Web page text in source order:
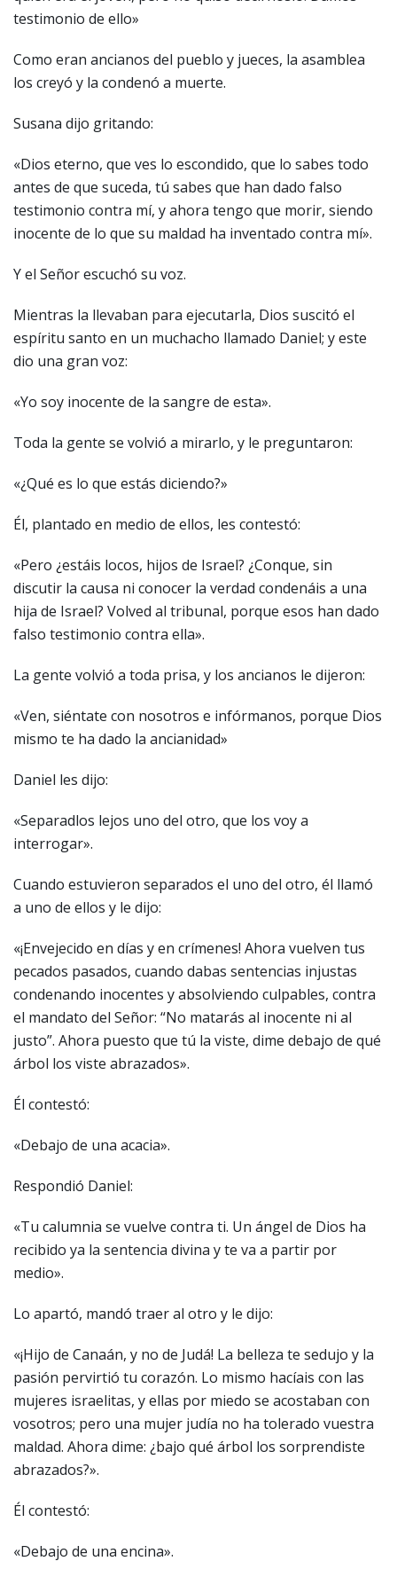
testimonio de ello»
Como eran ancianos del pueblo y jueces, la asamblea
los creyó y la condenó a muerte.
Susana dijo gritando:
«Dios eterno, que ves lo escondido, que lo sabes todo
antes de que suceda, tú sabes que han dado falso
testimonio contra mí, y ahora tengo que morir, siendo
inocente de lo que su maldad ha inventado contra mí».
Y el Señor escuchó su voz.
Mientras la llevaban para ejecutarla, Dios suscitó el
espíritu santo en un muchacho llamado Daniel; y este
dio una gran voz:
«Yo soy inocente de la sangre de esta».
Toda la gente se volvió a mirarlo, y le preguntaron:
«¿Qué es lo que estás diciendo?»
Él, plantado en medio de ellos, les contestó:
«Pero ¿estáis locos, hijos de Israel? ¿Conque, sin
discutir la causa ni conocer la verdad condenáis a una
hija de Israel? Volved al tribunal, porque esos han dado
falso testimonio contra ella».
La gente volvió a toda prisa, y los ancianos le dijeron:
«Ven, siéntate con nosotros e infórmanos, porque Dios
mismo te ha dado la ancianidad»
Daniel les dijo:
«Separadlos lejos uno del otro, que los voy a
interrogar».
Cuando estuvieron separados el uno del otro, él llamó
a uno de ellos y le dijo:
«¡Envejecido en días y en crímenes! Ahora vuelven tus
pecados pasados, cuando dabas sentencias injustas
condenando inocentes y absolviendo culpables, contra
el mandato del Señor: “No matarás al inocente ni al
justo”. Ahora puesto que tú la viste, dime debajo de qué
árbol los viste abrazados».
Él contestó:
«Debajo de una acacia».
Respondió Daniel:
«Tu calumnia se vuelve contra ti. Un ángel de Dios ha
recibido ya la sentencia divina y te va a partir por
medio».
Lo apartó, mandó traer al otro y le dijo:
«¡Hijo de Canaán, y no de Judá! La belleza te sedujo y la
pasión pervirtió tu corazón. Lo mismo hacíais con las
mujeres israelitas, y ellas por miedo se acostaban con
vosotros; pero una mujer judía no ha tolerado vuestra
maldad. Ahora dime: ¿bajo qué árbol los sorprendiste
abrazados?».
Él contestó:
«Debajo de una encina».